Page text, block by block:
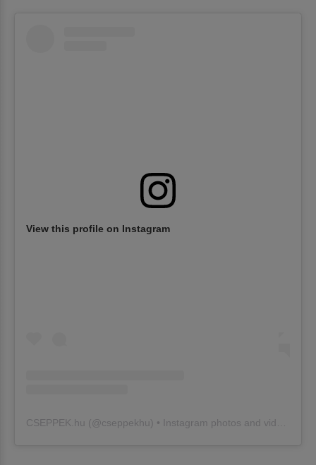
View this profile on Instagram
CSEPPEK.hu (@cseppekhu ) • Instagram photos and videos